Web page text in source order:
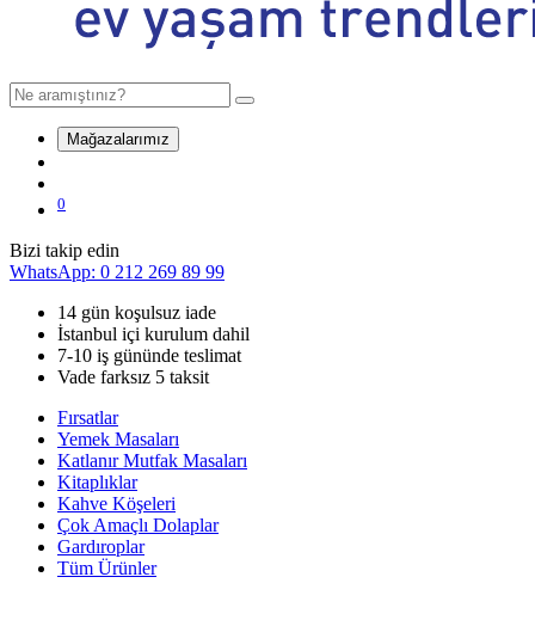
Mağazalarımız
0
Bizi takip edin
WhatsApp: 0 212 269 89 99
14 gün koşulsuz iade
İstanbul içi kurulum dahil
7-10 iş gününde teslimat
Vade farksız 5 taksit
Fırsatlar
Yemek Masaları
Katlanır Mutfak Masaları
Kitaplıklar
Kahve Köşeleri
Çok Amaçlı Dolaplar
Gardıroplar
Tüm Ürünler